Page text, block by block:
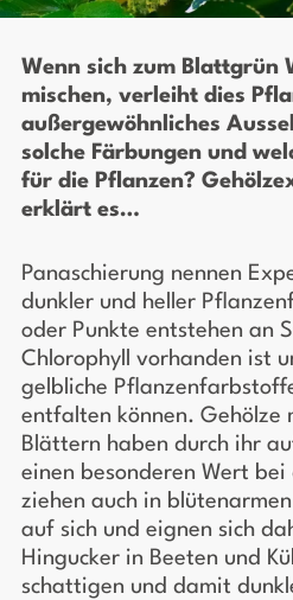
Wenn sich zum Blattgrün
mischen, verleiht dies
außergewöhnliches
solche Färbungen und
für die Pflanzen?
erklärt es…
Panaschierung nennen
dunkler und heller
oder Punkte entstehen an
Chlorophyll vorhanden ist
gelbliche
entfalten können. Gehölze
Blättern haben durch ihr
einen besonderen Wert
ziehen auch in
auf sich und eignen sich
Hingucker in Beeten und
schattigen und damit